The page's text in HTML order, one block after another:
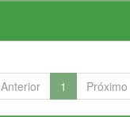
Anterior 1 Próximo